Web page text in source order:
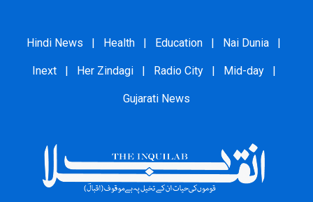
Hindi News | Health | Education | Nai Dunia |
Inext | Her Zindagi | Radio City | Mid-day |
Gujarati News